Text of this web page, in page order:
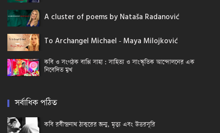
A cluster of poems by Nataša Radanović
To Archangel Michael - Maya Milojković
কবি ও সংগঠক বাপ্পি সাহা : সাহিত্য ও সাংস্কৃতিক আন্দোলনের এক
নিবেদিত মুখ
সর্বাধিক পঠিত
কবি রবীন্দ্রনাথ ঠাকুরের জন্ম, মৃত্যু এবং উত্তরসূরি